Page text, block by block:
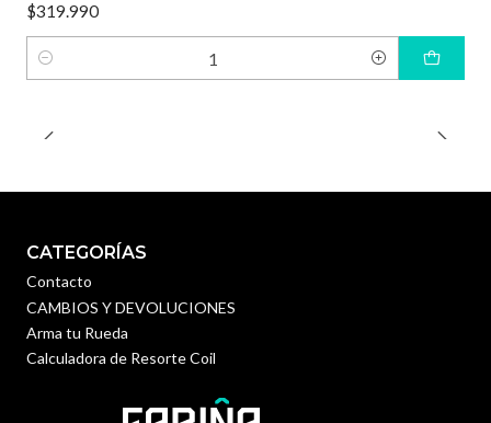
$319.990
Cantidad
CATEGORÍAS
Contacto
CAMBIOS Y DEVOLUCIONES
Arma tu Rueda
Calculadora de Resorte Coil